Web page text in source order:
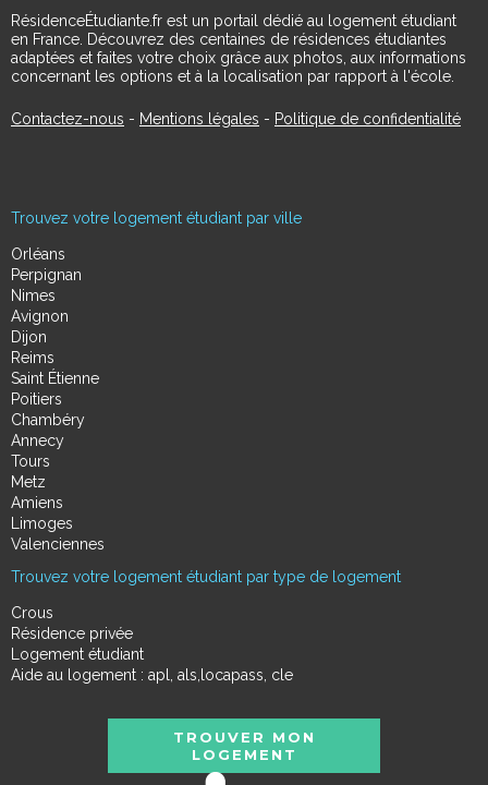
RésidenceÉtudiante.fr est un portail dédié au logement étudiant
en France. Découvrez des centaines de résidences étudiantes
adaptées et faites votre choix grâce aux photos, aux informations
concernant les options et à la localisation par rapport à l'école.
Contactez-nous - Mentions légales - Politique de confidentialité
Trouvez votre logement étudiant par ville
Orléans
Perpignan
Nimes
Avignon
Dijon
Reims
Saint Étienne
Poitiers
Chambéry
Annecy
Tours
Metz
Amiens
Limoges
Valenciennes
Trouvez votre logement étudiant par type de logement
Crous
Résidence privée
Logement étudiant
Aide au logement : apl, als,locapass, cle
TROUVER MON
LOGEMENT